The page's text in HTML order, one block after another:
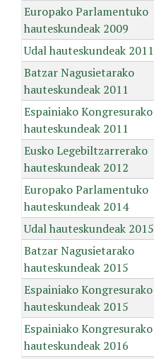
Europako Parlamentuko
hauteskundeak 2009
Udal hauteskundeak 2011
Batzar Nagusietarako
hauteskundeak 2011
Espainiako Kongresurako
hauteskundeak 2011
Eusko Legebiltzarrerako
hauteskundeak 2012
Europako Parlamentuko
hauteskundeak 2014
Udal hauteskundeak 2015
Batzar Nagusietarako
hauteskundeak 2015
Espainiako Kongresurako
hauteskundeak 2015
Espainiako Kongresurako
hauteskundeak 2016